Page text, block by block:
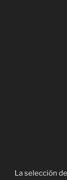
La selección